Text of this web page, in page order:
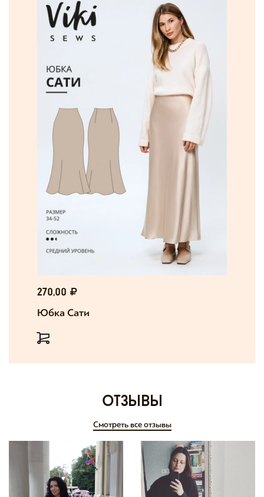
270,00
Юбка Сати
отзывы
Смотреть все отзывы